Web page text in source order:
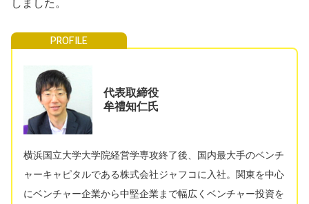
しました。
代表取締役
牟禮知仁氏
横浜国立大学大学院経営学専攻終了後、国内最大手のベンチ
ャーキャピタルである株式会社ジャフコに入社。関東を中心
にベンチャー企業から中堅企業まで幅広くベンチャー投資を